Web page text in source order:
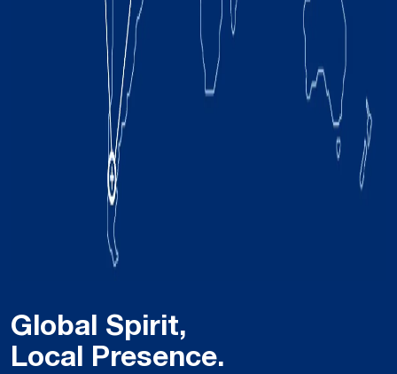
Global Spirit,
Local Presence.